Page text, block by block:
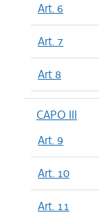
Art. 6
Art. 7
Art 8
CAPO III
Art. 9
Art. 10
Art. 11